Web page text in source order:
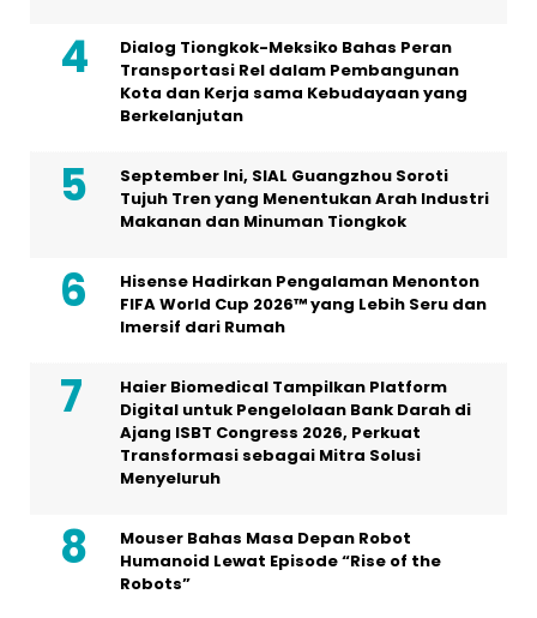
Dialog Tiongkok-Meksiko Bahas Peran
Transportasi Rel dalam Pembangunan
Kota dan Kerja sama Kebudayaan yang
Berkelanjutan
September Ini, SIAL Guangzhou Soroti
Tujuh Tren yang Menentukan Arah Industri
Makanan dan Minuman Tiongkok
Hisense Hadirkan Pengalaman Menonton
FIFA World Cup 2026™ yang Lebih Seru dan
Imersif dari Rumah
Haier Biomedical Tampilkan Platform
Digital untuk Pengelolaan Bank Darah di
Ajang ISBT Congress 2026, Perkuat
Transformasi sebagai Mitra Solusi
Menyeluruh
Mouser Bahas Masa Depan Robot
Humanoid Lewat Episode “Rise of the
Robots”